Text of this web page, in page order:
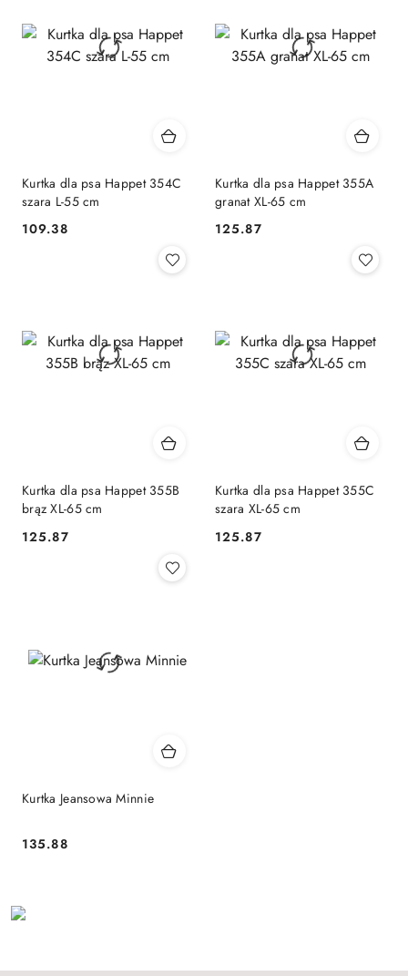
Kurtka dla psa Happet 354C
szara L-55 cm
Cena:
109.38
Kurtka dla psa Happet 355A
granat XL-65 cm
Cena:
125.87
Kurtka dla psa Happet 355B
brąz XL-65 cm
Cena:
125.87
Kurtka dla psa Happet 355C
szara XL-65 cm
Cena:
125.87
Kurtka Jeansowa Minnie
Cena:
135.88